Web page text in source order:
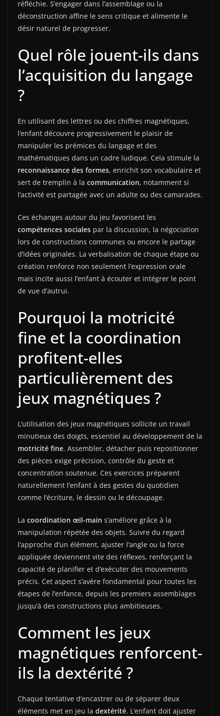
réfléchie. S’engager dans l’assemblage ou la
déconstruction affine le sens critique et alimente le
désir naturel de progresser.
Quel rôle jouent-ils dans
l’acquisition du langage
?
En utilisant des lettres ou des chiffres magnétiques,
l’enfant découvre progressivement le plaisir de
manipuler les prémices du langage et des
mathématiques dans un cadre ludique. Cela stimule la
reconnaissance des formes, enrichit son vocabulaire et
sert de tremplin à la communication, notamment si
l’activité est partagée avec un adulte ou des camarades.
Ces échanges autour du jeu favorisent les
compétences sociales par la discussion, la négociation
lors de constructions communes ou encore le partage
d’idées originales. La verbalisation de chaque étape ou
création renforce non seulement l’expression orale
mais incite aussi l’enfant à écouter et intégrer le point
de vue d’autrui.
Pourquoi la motricité
fine et la coordination
profitent-elles
particulièrement des
jeux magnétiques ?
L’utilisation des jeux magnétiques sollicite un travail
minutieux des doigts, essentiel au développement de la
motricité fine. Assembler, détacher puis repositionner
des pièces exige précision, contrôle du geste et
concentration soutenue. Ces exercices préparent
naturellement l’enfant à des gestes du quotidien
comme l’écriture, le dessin ou le découpage.
La coordination œil-main s’améliore grâce à la
manipulation répétée des objets. Suivre du regard
l’approche d’un élément, ajuster l’angle ou la force
appliquée deviennent vite des réflexes, renforçant la
capacité de planifier et d’exécuter des mouvements
précis. Cet aspect s’avère fondamental pour toutes les
étapes de l’enfance, depuis les premiers assemblages
jusqu’à des constructions plus ambitieuses.
Comment les jeux
magnétiques renforcent-
ils la dextérité ?
Chaque tentative d’encastrer ou de séparer deux
éléments met en jeu la dextérité. L’enfant doit ajuster